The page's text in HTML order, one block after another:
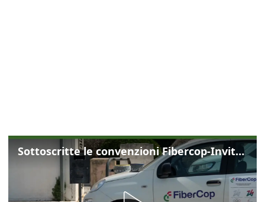
Sottoscritte le convenzioni Fibercop-Invitalia, fibra ottica per 477 mila civici